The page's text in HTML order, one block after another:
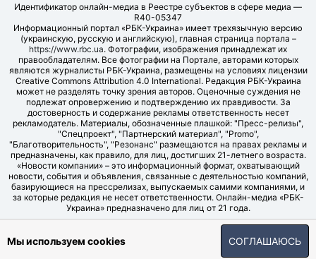
Идентификатор онлайн-медиа в Реестре субъектов в сфере медиа —
R40-05347
Информационный портал «РБК-Украина» имеет трехязычную версию
(украинскую, русскую и английскую), главная страница портала –
https://www.rbc.ua. Фотографии, изображения принадлежат их
правообладателям. Все фотографии на Портале, авторами которых
являются журналисты РБК-Украина, размещены на условиях лицензии
Creative Commons Attribution 4.0 International. Редакция РБК-Украина
может не разделять точку зрения авторов. Оценочные суждения не
подлежат опровержению и подтверждению их правдивости. За
достоверность и содержание рекламы ответственность несет
рекламодатель. Материалы, обозначенные плашкой: "Пресс-релизы",
"Спецпроект", "Партнерский материал", "Promo",
"Благотворительность", "Резонанс" размещаются на правах рекламы и
предназначены, как правило, для лиц, достигших 21-летнего возраста.
«Новости компании» – это информационный формат, охватывающий
новости, события и объявления, связанные с деятельностью компаний,
базирующиеся на прессрелизах, выпускаемых самими компаниями, и
за которые редакция не несет ответственности. Онлайн-медиа «РБК-
Украина» предназначено для лиц от 21 года.
© LLC "UBT MEDIA", 2006-2026.
Мы используем cookies СОГЛАШАЮСЬ